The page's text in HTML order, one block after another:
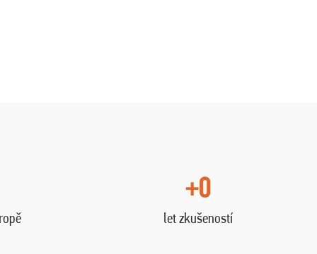
+0
let zkušeností